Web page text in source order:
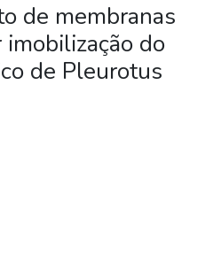
de membranas
do
de Pleurotus